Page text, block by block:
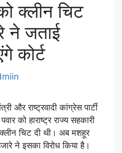
क्लीन चिट
ने जताई
कोर्ट
और राष्ट्रवादी कांग्रेस पार्टी
को हाराष्ट्र राज्य सहकारी
चिट दी थी। अब मशहूर
ने इसका विरोध किया है।